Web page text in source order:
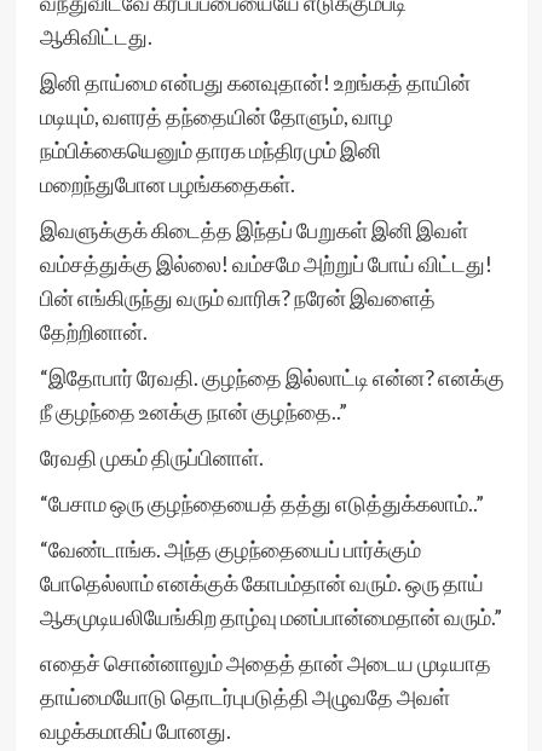
ஆகிவிட்டது.
இனி தாய்மை என்பது கனவுதான்! உறங்கத் தாயின்
மடியும், வளரத் தந்தையின் தோளும், வாழ
நம்பிக்கையெனும் தாரக மந்திரமும் இனி
மறைந்துபோன பழங்கதைகள்.
இவளுக்குக் கிடைத்த இந்தப் பேறுகள் இனி இவள்
வம்சத்துக்கு இல்லை! வம்சமே அற்றுப் போய் விட்டது!
பின் எங்கிருந்து வரும் வாரிசு? நரேன் இவளைத்
தேற்றினான்.
“இதோபார் ரேவதி. குழந்தை இல்லாட்டி என்ன? எனக்கு
நீ குழந்தை உனக்கு நான் குழந்தை..”
ரேவதி முகம் திருப்பினாள்.
“பேசாம ஒரு குழந்தையைத் தத்து எடுத்துக்கலாம்..”
“வேண்டாங்க. அந்த குழந்தையைப் பார்க்கும்
போதெல்லாம் எனக்குக் கோபம்தான் வரும். ஒரு தாய்
ஆகமுடியலியேங்கிற தாழ்வு மனப்பான்மைதான் வரும்.”
எதைச் சொன்னாலும் அதைத் தான் அடைய முடியாத
தாய்மையோடு தொடர்புபடுத்தி அழுவதே அவள்
வழக்கமாகிப் போனது.